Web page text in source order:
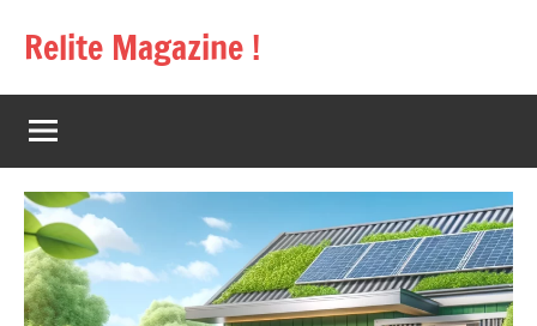
Relite Magazine !